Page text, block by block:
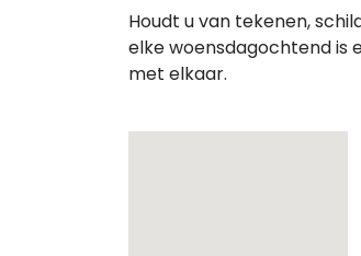
Houdt u van tekenen,
elke woensdagochtend is
met elkaar.